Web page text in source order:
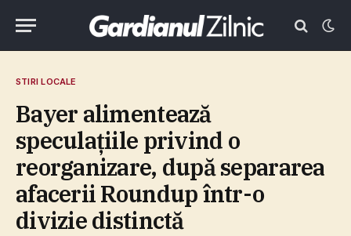
STIRI LOCALE
Bayer alimentează
speculaţiile privind o
reorganizare, după separarea
afacerii Roundup într-o
divizie distinctă